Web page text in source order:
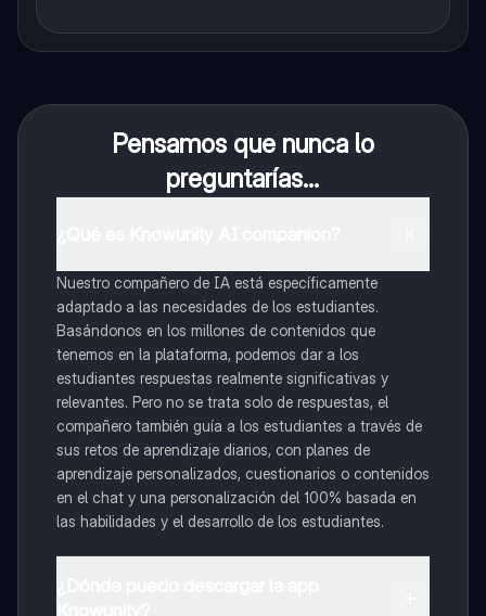
Pensamos que nunca lo
preguntarías...
Nuestro compañero de IA está específicamente
adaptado a las necesidades de los estudiantes.
Basándonos en los millones de contenidos que
tenemos en la plataforma, podemos dar a los
estudiantes respuestas realmente significativas y
relevantes. Pero no se trata solo de respuestas, el
compañero también guía a los estudiantes a través de
sus retos de aprendizaje diarios, con planes de
aprendizaje personalizados, cuestionarios o contenidos
en el chat y una personalización del 100% basada en
las habilidades y el desarrollo de los estudiantes.